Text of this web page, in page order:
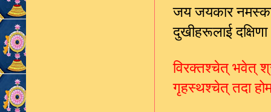
जय जयकार
दुखीहरूलाई
विरक्तश्चेत् भवेत्
गृहस्थश्चेत् तदा